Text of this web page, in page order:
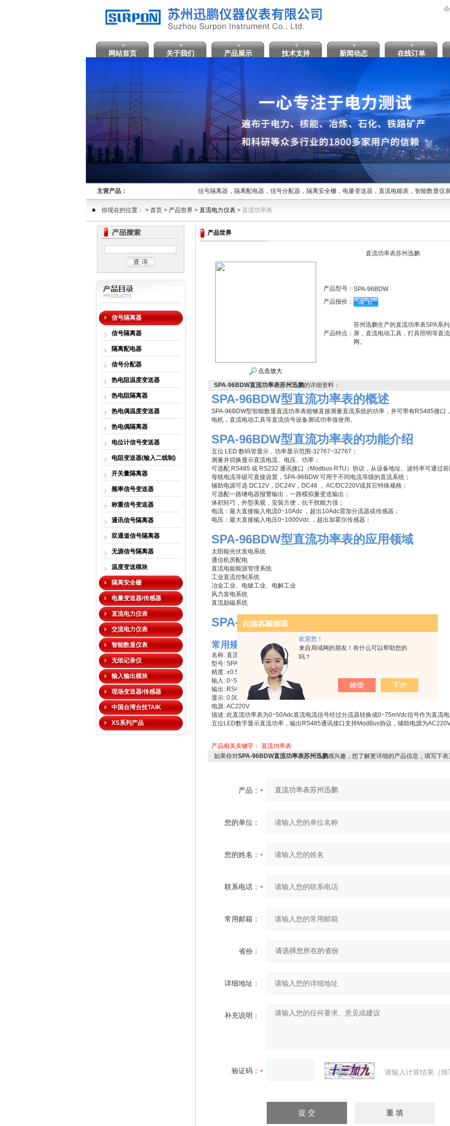
欢迎您！
来自局域网的朋友！有什么可以帮助您的
吗？
网站首页 关于我们 产品展示 技术支持 新闻动态 在线订单
主营产品： 信号隔离器，隔离配电器，信号分配器，隔离安全栅，电量变送器，直流电能表，智能数显仪
■ 你现在的位置： > 首页 > 产品世界 > 直流电力仪表> 直流功率表
信号隔离器
信号隔离器
隔离配电器
信号分配器
热电阻温度变送器
热电阻隔离器
热电偶温度变送器
热电偶隔离器
电位计信号变送器
电阻变送器(输入二线制)
开关量隔离器
频率信号变送器
称重信号变送器
通讯信号隔离器
双通道信号隔离器
无源信号隔离器
温度变送模块
隔离安全栅
电量变送器/传感器
直流电力仪表
交流电力仪表
智能数显仪表
无纸记录仪
输入输出模块
现场变送器/传感器
中国台湾台技TAIK
XS系列产品
产品世界
直流功率表苏州迅鹏
点击放大
产品型号： SPA-96BDW
产品报价：
产品特点：
苏州迅鹏生产的直流功率表SPA系
屏，直流电动工具，灯具照明等直
网。
SPA-96BDW直流功率表苏州迅鹏的详细资料：
SPA-96BDW型直流功率表的概述
SPA-96BDW型智能数显直流功率表能够直接测量直流系统的功率，并可带有RS485接口
电机，直流电动工具等直流信号设备测试功率值使用。
SPA-96BDW型直流功率表的功能介绍
五位 LED 数码管显示，功率显示范围-32767~32767；
测量并切换显示直流电流、电压、功率；
可选配 RS485 或 RS232 通讯接口（Modbus-RTU）协议，从设备地址、波特率可通过前
母线电流等级可直接设置，SPA-96BDW 可用于不同电流等级的直流系统；
辅助电源可选 DC12V，DC24V，DC48 ， AC/DC220V或其它特殊规格；
可选配一路继电器报警输出，一路模拟量变送输出；
体积轻巧，外型美观，安裝方便，抗干扰能力强；
电流：最大直接输入电流0~10Adc ，超出10Adc需加分流器或传感器；
电压：最大直接输入电压0~1000Vdc ，超出加霍尔传感器；
SPA-96BDW型直流功率表的应用领域
太阳能光伏发电系统
通信机房配电
直流电能能源管理系统
工业直流控制系统
冶金工业、电镀工业、电解工业
风力发电系统
直流励磁系统
SPA-96BDW型直流功率表
常用规格实例
名称: 直流功率表
型号: SPA-96BDW-A75-V60-R-A1
精度: ±0.5%
输入: 0~50Adc/0~75mVdc，0~600Vdc
输出: RS485
显示: 0.00~30.00KW
电源: AC220V
描述: 此直流功率表为0~50Adc直流电流信号经过分流器转换成0~75mVdc信号作为直流
五位LED数字显示直流功率，输出RS485通讯接口支持ModBus协议，辅助电源为
产品相关关键字： 直流功率表
如果你对SPA-96BDW直流功率表苏州迅鹏感兴趣，想了解更详细的产品信息，填写下表
产品：
您的单位：
您的姓名：
联系电话：
常用邮箱：
省份：
详细地址：
补充说明：
验证码： 请输入计算结果（